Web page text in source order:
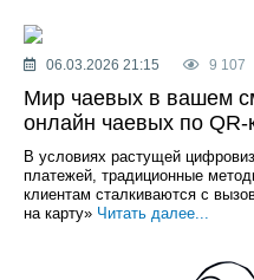
06.03.2026 21:15 9 107
Мир чаевых в вашем
онлайн чаевых по
В условиях растущей
платежей, традиционные
клиентам сталкиваются с
на карту» Читать далее...